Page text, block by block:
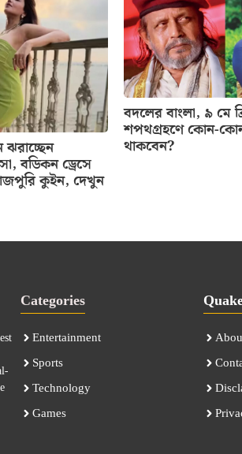
বডিকন ড্রেসে
কুইন, দেখুন
বদলের বাংলা, ৯ মে
শপথগ্রহণে কোন-কোন
থাকবেন?
Categories
Entertainment
Sports
Technology
Games